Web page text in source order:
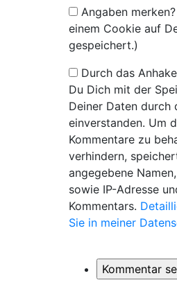
Angaben
einem Cookie auf
gespeichert.)
Durch das
Du Dich mit der
Deiner Daten durch
einverstanden. Um
Kommentare zu
verhindern,
angegebene
sowie IP-Adresse
Kommentars.
Sie in meiner